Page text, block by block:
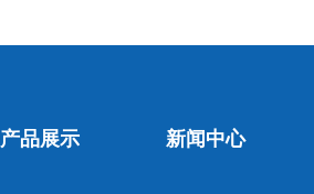
产品展示 新闻中心